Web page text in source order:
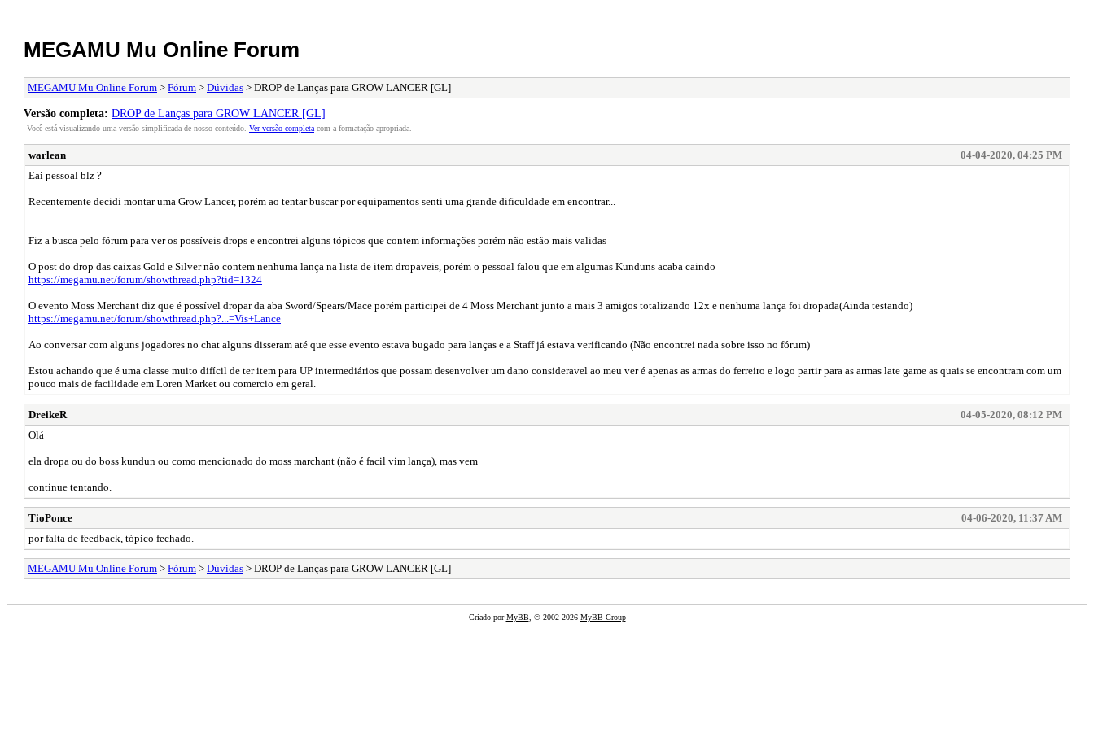
MEGAMU Mu Online Forum
MEGAMU Mu Online Forum > Fórum > Dúvidas > DROP de Lanças para GROW LANCER [GL]
Versão completa: DROP de Lanças para GROW LANCER [GL]
Você está visualizando uma versão simplificada de nosso conteúdo. Ver versão completa com a formatação apropriada.
warlean
04-04-2020, 04:25 PM
Eai pessoal blz ?
Recentemente decidi montar uma Grow Lancer, porém ao tentar buscar por equipamentos senti uma grande dificuldade em encontrar...
Fiz a busca pelo fórum para ver os possíveis drops e encontrei alguns tópicos que contem informações porém não estão mais validas
O post do drop das caixas Gold e Silver não contem nenhuma lança na lista de item dropaveis, porém o pessoal falou que em algumas Kunduns acaba caindo
https://megamu.net/forum/showthread.php?tid=1324
O evento Moss Merchant diz que é possível dropar da aba Sword/Spears/Mace porém participei de 4 Moss Merchant junto a mais 3 amigos totalizando 12x e nenhuma lança foi dropada(Ainda testando)
https://megamu.net/forum/showthread.php?...=Vis+Lance
Ao conversar com alguns jogadores no chat alguns disseram até que esse evento estava bugado para lanças e a Staff já estava verificando (Não encontrei nada sobre isso no fórum)
Estou achando que é uma classe muito difícil de ter item para UP intermediários que possam desenvolver um dano consideravel ao meu ver é apenas as armas do ferreiro e logo partir para as armas late game as quais se encontram com um
pouco mais de facilidade em Loren Market ou comercio em geral.
DreikeR
04-05-2020, 08:12 PM
Olá
ela dropa ou do boss kundun ou como mencionado do moss marchant (não é facil vim lança), mas vem
continue tentando.
TioPonce
04-06-2020, 11:37 AM
por falta de feedback, tópico fechado.
MEGAMU Mu Online Forum > Fórum > Dúvidas > DROP de Lanças para GROW LANCER [GL]
Criado porMyBB, © 2002-2026 MyBB Group